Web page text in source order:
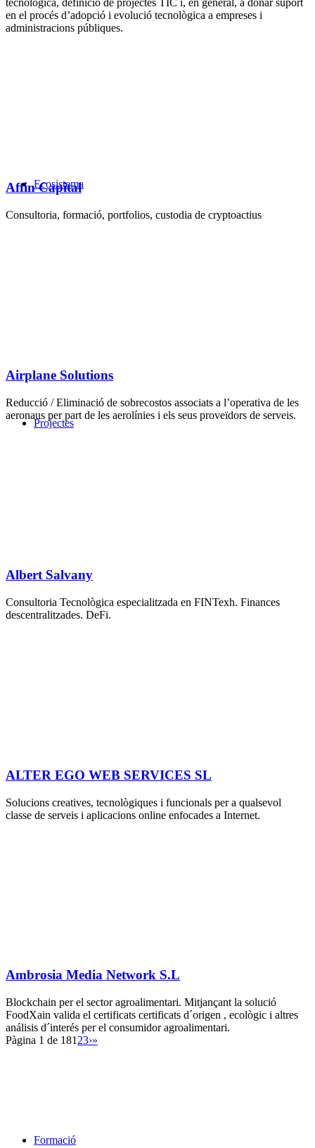
Ecosistema
Projectes
Formació
en el procés d’adopció i evolució tecnològica a empreses i
administracions públiques.
Affin Capital
Consultoria, formació, portfolios, custodia de cryptoactius
Airplane Solutions
Reducció / Eliminació de sobrecostos associats a l’operativa de les
aeronaus per part de les aerolínies i els seus proveïdors de serveis.
Albert Salvany
Consultoria Tecnològica especialitzada en FINTexh. Finances
descentralitzades. DeFi.
ALTER EGO WEB SERVICES SL
Solucions creatives, tecnològiques i funcionals per a qualsevol
classe de serveis i aplicacions online enfocades a Internet.
Ambrosia Media Network S.L
Blockchain per el sector agroalimentari. Mitjançant la solució
FoodXain valida el certificats certificats d´origen , ecològic i altres
análisis d´interés per el consumidor agroalimentari.
Pàgina 1 de 181 23›»